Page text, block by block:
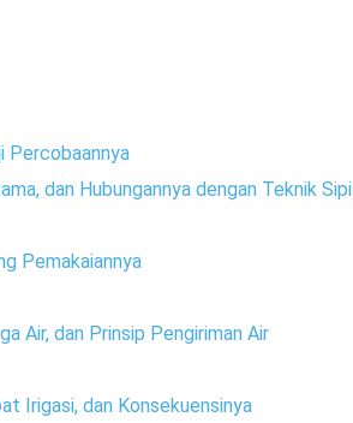
Percobaannya
dan Hubungannya dengan Teknik Sipil
Pemakaiannya
Air, dan Prinsip Pengiriman Air
Irigasi, dan Konsekuensinya